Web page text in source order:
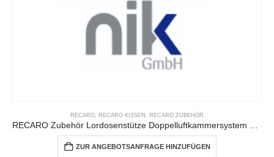
RECARO RECARO KISSEN RECARO ZUBEHÖR
ZUR ANGEBOTSANFRAGE HINZUFÜGEN